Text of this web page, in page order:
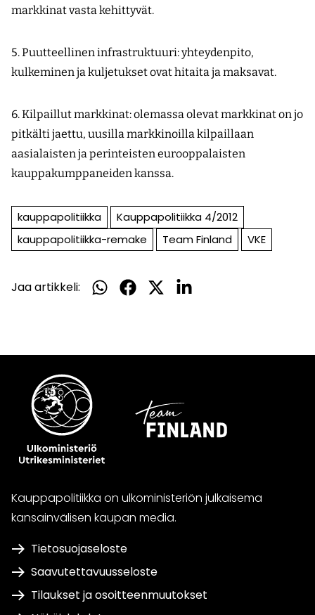
markkinat vasta kehittyvät.
5. Puutteellinen infrastruktuuri: yhteydenpito,
kulkeminen ja kuljetukset ovat hitaita ja maksavat.
6. Kilpaillut markkinat: olemassa olevat markkinat on jo
pitkälti jaettu, uusilla markkinoilla kilpaillaan
aasialaisten ja perinteisten eurooppalaisten
kauppakumppaneiden kanssa.
kauppapolitiikka
Kauppapolitiikka 4/2012
kauppapolitiikka-remake
Team Finland VKE
Jaa artikkeli:
Jaa
Jaa
Jaa
Jaa
Kauppapolitiikka on ulkoministeriön julkaisema
kansainvälisen kaupan media.
Tietosuojaseloste
Saavutettavuusseloste
Tilaukset ja osoitteenmuutokset